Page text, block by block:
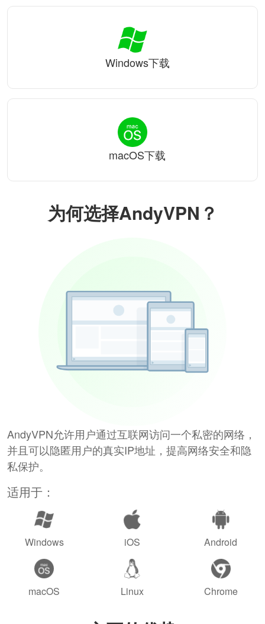
为何选择AndyVPN？
AndyVPN允许用户通过互联网访问一个私密的网络，
并且可以隐匿用户的真实IP地址，提高网络安全和隐
私保护。
适用于：
Windows iOS Android
macOS Linux Chrome
Windows下载
macOS下载